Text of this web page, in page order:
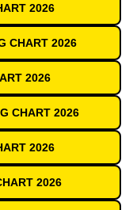
2026
CHART 2026
2026
CHART 2026
2026
2026